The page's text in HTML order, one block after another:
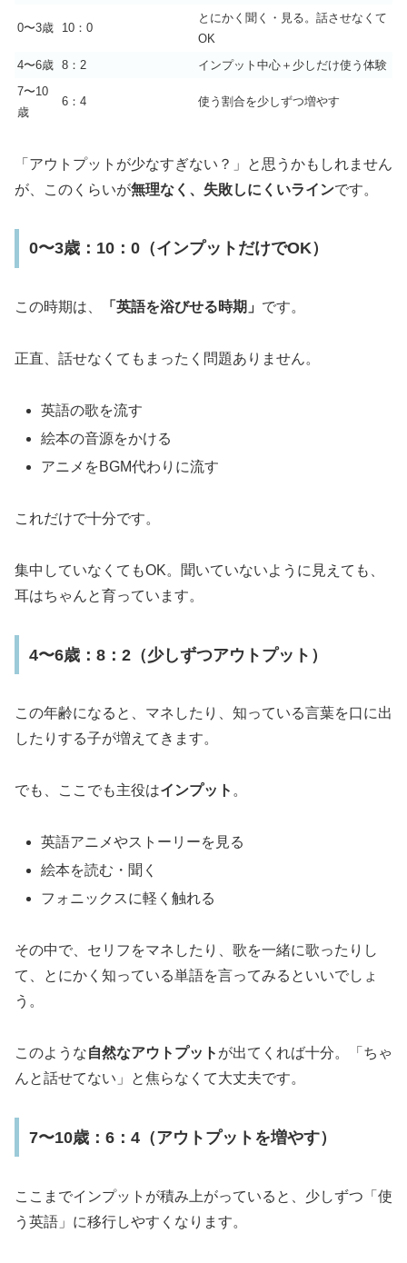
0〜3歳 10：0
とにかく聞く・見る。話させなくて
OK
4〜6歳 8：2
インプット中心＋少しだけ使う体験
7〜10
歳
6：4 使う割合を少しずつ増やす
「アウトプットが少なすぎない？」と思うかもしれません
が、このくらいが無理なく、失敗しにくいラインです。
0〜3歳：10：0（インプットだけでOK）
この時期は、 「英語を浴びせる時期」 です。
正直、話せなくてもまったく問題ありません。
英語の歌を流す
絵本の音源をかける
アニメをBGM代わりに流す
これだけで十分です。
集中していなくてもOK。聞いていないように見えても、
耳はちゃんと育っています。
4〜6歳：8：2（少しずつアウトプット）
この年齢になると、マネしたり、知っている言葉を口に出
したりする子が増えてきます。
でも、ここでも主役はインプット 。
英語アニメやストーリーを見る
絵本を読む・聞く
フォニックスに軽く触れる
その中で、セリフをマネしたり、歌を一緒に歌ったりし
て、とにかく知っている単語を言ってみるといいでしょ
う。
このような自然なアウトプット が出てくれば十分。「ちゃ
んと話せてない」と焦らなくて大丈夫です。
7〜10歳：6：4（アウトプットを増やす）
ここまでインプットが積み上がっていると、少しずつ「使
う英語」に移行しやすくなります。